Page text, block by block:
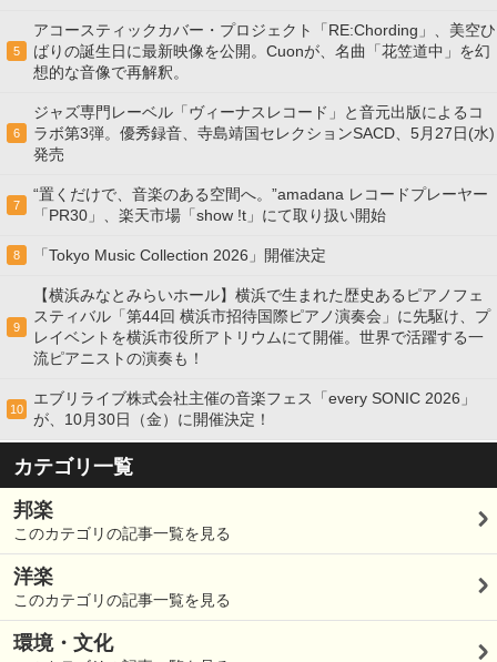
5
アコースティックカバー・プロジェクト「RE:Chording」、美空ひ
ばりの誕生日に最新映像を公開。Cuonが、名曲「花笠道中」を幻
想的な音像で再解釈。
6
ジャズ専門レーベル「ヴィーナスレコード」と音元出版によるコ
ラボ第3弾。優秀録音、寺島靖国セレクションSACD、5月27日(水)
発売
7
“置くだけで、音楽のある空間へ。”amadana レコードプレーヤー
「PR30」、楽天市場「show !t」にて取り扱い開始
8 「Tokyo Music Collection 2026」開催決定
9
【横浜みなとみらいホール】横浜で生まれた歴史あるピアノフェ
スティバル「第44回 横浜市招待国際ピアノ演奏会」に先駆け、プ
レイベントを横浜市役所アトリウムにて開催。世界で活躍する一
流ピアニストの演奏も！
10
エブリライブ株式会社主催の音楽フェス「every SONIC 2026」
が、10月30日（金）に開催決定！
カテゴリ一覧
邦楽
このカテゴリの記事一覧を見る
洋楽
このカテゴリの記事一覧を見る
環境・文化